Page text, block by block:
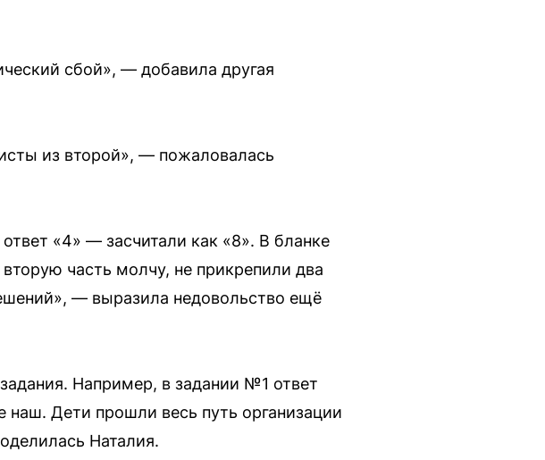
сбой», — добавила другая
из второй», — пожаловалась
«4» — засчитали как «8». В бланке
часть молчу, не прикрепили два
— выразила недовольство ещё
Например, в задании №1 ответ
наш. Дети прошли весь путь организации
Наталия.